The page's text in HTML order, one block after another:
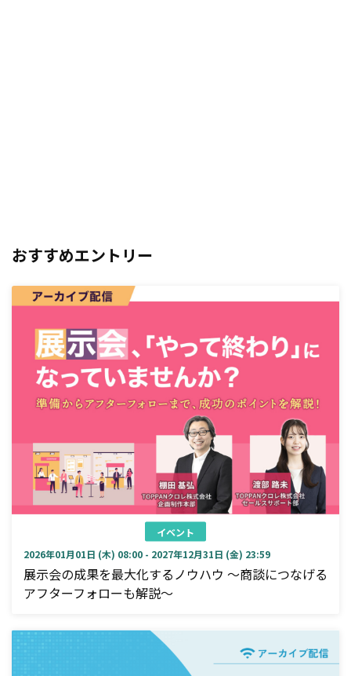
おすすめエントリー
イベント
2026年01月01日 (木) 08:00 - 2027年12月31日 (金) 23:59
展示会の成果を最大化するノウハウ ～商談につなげる
アフターフォローも解説～